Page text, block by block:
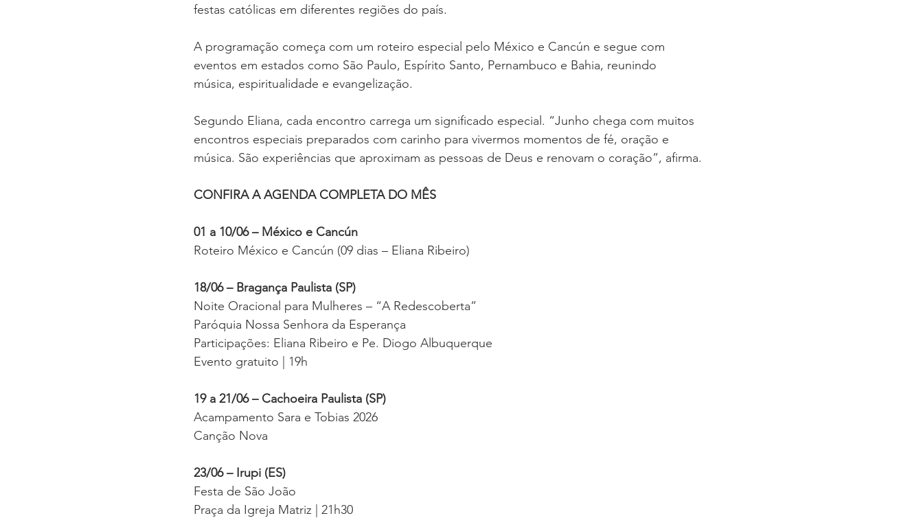
festas católicas em diferentes regiões do país.
A programação começa com um roteiro especial pelo México e Cancún e segue com
eventos em estados como São Paulo, Espírito Santo, Pernambuco e Bahia, reunindo
música, espiritualidade e evangelização.
Segundo Eliana, cada encontro carrega um significado especial. “Junho chega com muitos
encontros especiais preparados com carinho para vivermos momentos de fé, oração e
música. São experiências que aproximam as pessoas de Deus e renovam o coração”, afirma.
CONFIRA A AGENDA COMPLETA DO MÊS
01 a 10/06 – México e Cancún
Roteiro México e Cancún (09 dias – Eliana Ribeiro)
18/06 – Bragança Paulista (SP)
Noite Oracional para Mulheres – “A Redescoberta”
Paróquia Nossa Senhora da Esperança
Participações: Eliana Ribeiro e Pe. Diogo Albuquerque
Evento gratuito | 19h
19 a 21/06 – Cachoeira Paulista (SP)
Acampamento Sara e Tobias 2026
Canção Nova
23/06 – Irupi (ES)
Festa de São João
Praça da Igreja Matriz | 21h30